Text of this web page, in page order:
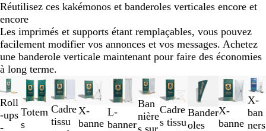
Réutilisez ces kakémonos et banderoles verticales encore et
encore
Les imprimés et supports étant remplaçables, vous pouvez
facilement modifier vos annonces et vos messages. Achetez
une banderole verticale maintenant pour faire des économies
à long terme.
Nouvelles options
Roll
-ups
-
Totem
s
Nouvelles options
Cadre
tissu
X-
banne
L-
banner
Ban
nière
Cadre
s tissu
Bander
oles
Nouveau
X-
banne
X-
ban
ners
Diapositives
1
à
2